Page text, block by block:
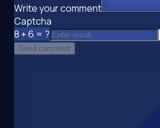
Write your comment
Captcha
8 + 6 = ?
Send comment